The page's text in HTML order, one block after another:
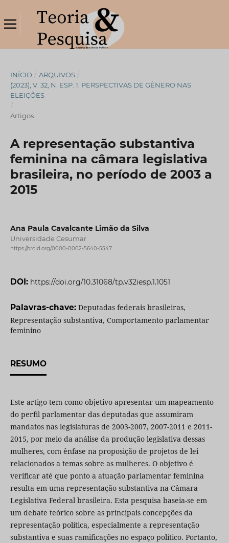
INÍCIO / ARQUIVOS /
(2023), V. 32, N. ESP. 1: PERSPECTIVAS DE GÊNERO NAS
ELEIÇÕES
/
Artigos
A representação substantiva
feminina na câmara legislativa
brasileira, no período de 2003 a
2015
Ana Paula Cavalcante Limão da Silva
Universidade Cesumar
https://orcid.org/0000-0002-5640-5547
DOI: https://doi.org/10.31068/tp.v32iesp.1.1051
Palavras-chave: Deputadas federais brasileiras,
Representação substantiva, Comportamento parlamentar
feminino
RESUMO
Este artigo tem como objetivo apresentar um mapeamento
do perfil parlamentar das deputadas que assumiram
mandatos nas legislaturas de 2003-2007, 2007-2011 e 2011-
2015, por meio da análise da produção legislativa dessas
mulheres, com ênfase na proposição de projetos de lei
relacionados a temas sobre as mulheres. O objetivo é
verificar até que ponto a atuação parlamentar feminina
resulta em uma representação substantiva na Câmara
Legislativa Federal brasileira. Esta pesquisa baseia-se em
um debate teórico sobre as principais concepções da
representação política, especialmente a representação
substantiva e suas ramificações no espaço político. Portanto,